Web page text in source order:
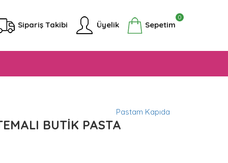
Sipariş Takibi Üyelik Sepetim
0
Pastam Kapıda
BUTİK PASTA